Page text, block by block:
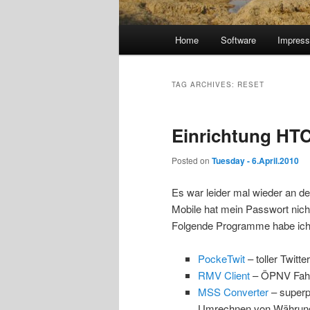
Home Software
TAG ARCHIVES: RESET
Einrichtung
Posted on Tuesday - 6.April.2010
Es war leider mal wieder an
Mobile hat mein Passwort
Folgende Programme habe
PockeTwit– toller
RMV Client– ÖPNV
MSS Converter–